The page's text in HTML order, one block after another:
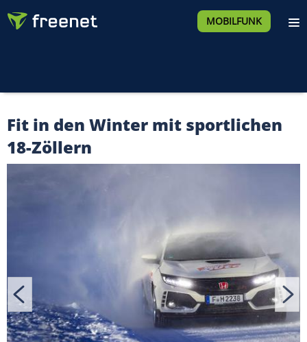
MOBILFUNK
Fit in den Winter mit sportlichen
18-Zöllern